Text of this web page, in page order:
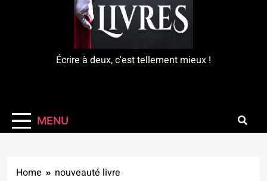
L'Union Des Livres
Écrire à deux, c'est tellement mieux !
MENU
Home nouveauté livre